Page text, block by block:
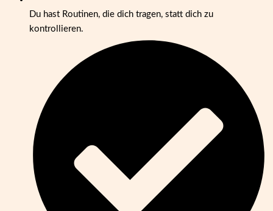
Du hast Routinen, die dich tragen, statt dich zu
kontrollieren.